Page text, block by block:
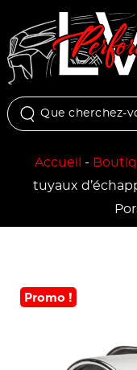
Accueil -
tuyaux
Promo !